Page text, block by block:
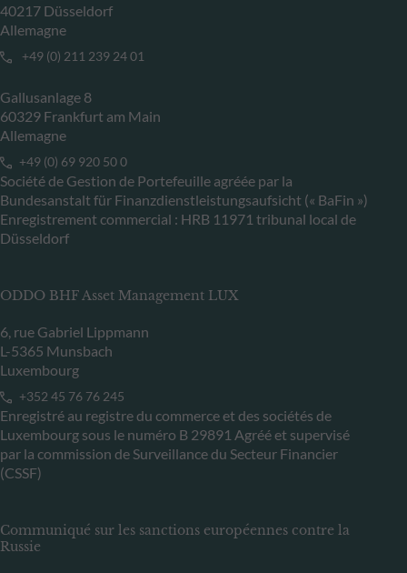
40217 Düsseldorf
Allemagne
+49 (0) 211 239 24 01
Gallusanlage 8
60329 Frankfurt am Main
Allemagne
+49 (0) 69 920 50 0
Société de Gestion de Portefeuille agréée par la
Bundesanstalt für Finanzdienstleistungsaufsicht (« BaFin »)
Enregistrement commercial : HRB 11971 tribunal local de
Düsseldorf
ODDO BHF Asset Management LUX
6, rue Gabriel Lippmann
L-5365 Munsbach
Luxembourg
+352 45 76 76 245
Enregistré au registre du commerce et des sociétés de
Luxembourg sous le numéro B 29891 Agréé et supervisé
par la commission de Surveillance du Secteur Financier
(CSSF)
Communiqué sur les sanctions européennes contre la
Russie